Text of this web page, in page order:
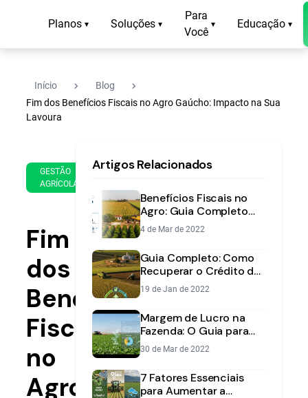
Planos ▾ Soluções ▾
Para
Você
▾ Educação ▾
Início navigate_next Blog navigate_next
Fim dos Benefícios Fiscais no Agro Gaúcho: Impacto na Sua
Lavoura
GESTÃO
AGRÍCOLA
de
de
2024
min
leitura
Fim
dos
Benefícios
Fiscais
no
Agro
Artigos Relacionados
Benefícios Fiscais no
Agro: Guia Completo
para Reduzir Impostos
na Sua Fazenda
4 de Mar de 2022
Guia Completo: Como
Recuperar o Crédito de
ICMS na Sua
Propriedade Rural
19 de Jan de 2022
Margem de Lucro na
Fazenda: O Guia para
Calcular e Aumentar
sua Rentabilidade
30 de Mar de 2022
7 Fatores Essenciais
para Aumentar a